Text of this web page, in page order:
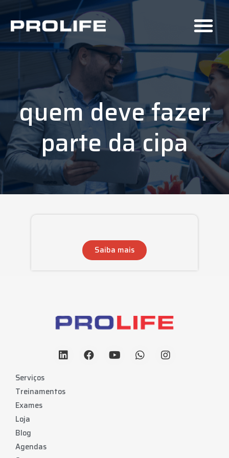
quem deve fazer
parte da cipa
Saiba mais
Serviços
Treinamentos
Exames
Loja
Blog
Agendas